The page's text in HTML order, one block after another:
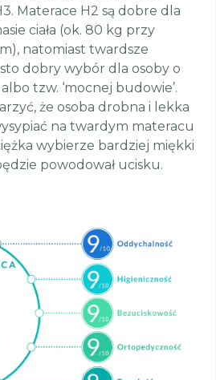
Materace H2 są dobre dla
ciała (ok. 80 kg przy
natomiast twardsze
dobry wybór dla osoby o
tzw. ‘mocnej budowie’.
że osoba drobna i lekka
na twardym materacu
wybierze bardziej miękki
powodował ucisku.